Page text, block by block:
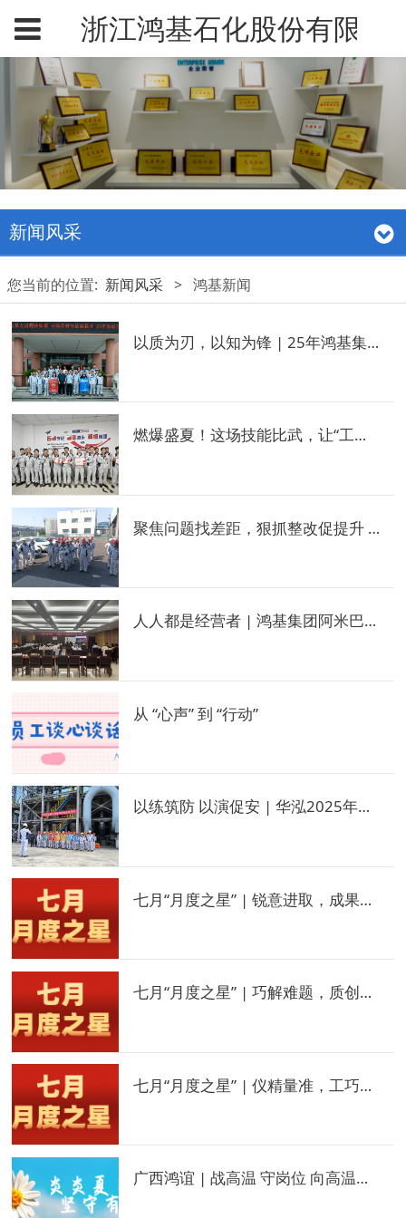
浙江鸿基石化股份有限公
新闻风采
您当前的位置: 新闻风采 > 鸿基新闻
以质为刃，以知为锋 | 25年鸿基集团质量月活动
燃爆盛夏！这场技能比武，让“工匠之魂”在装置现场闪耀
聚焦问题找差距，狠抓整改促提升 | 华泓月度安全检查
人人都是经营者 | 鸿基集团阿米巴经营实战培训点燃组织活力
从 “心声” 到 “行动”
以练筑防 以演促安 | 华泓2025年度综合演练
七月“月度之星” | 锐意进取，成果斐然
七月“月度之星” | 巧解难题，质创价值
七月“月度之星” | 仪精量准，工巧技高
广西鸿谊 | 战高温 守岗位 向高温里的他们致敬